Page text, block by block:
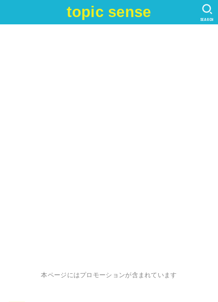
topic sense SEARCH
本ページにはプロモーションが含まれています